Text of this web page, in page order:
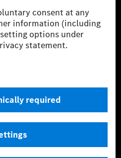
Contact
Locations
information (CCPA & CPRA)